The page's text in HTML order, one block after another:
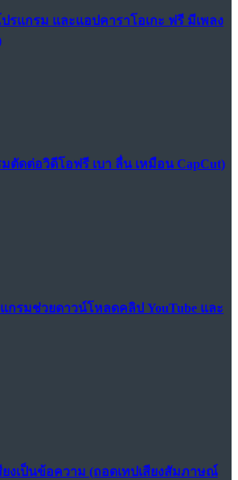
ปรแกรม และแอปคาราโอเกะ ฟรี มีเพลง
ตัดต่อวิดีโอฟรี เบา ลื่น เหมือน CapCut)
แกรมช่วยดาวน์โหลดคลิป YouTube และ
งเป็นข้อความ (ถอดเทปเสียงสัมภาษณ์